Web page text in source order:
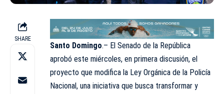
SHARE
Santo Domingo.– El Senado de la República
aprobó este miércoles, en primera discusión, el
proyecto que modifica la Ley Orgánica de la Policía
Nacional, una iniciativa que busca transformar y